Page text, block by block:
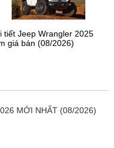
tiết Jeep Wrangler 2025
giá bán (08/2026)
MỚI NHẤT (08/2026)